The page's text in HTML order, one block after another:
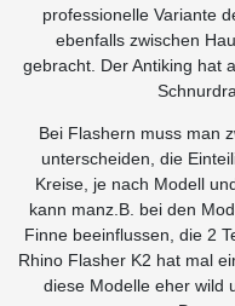
professionelle Variante
ebenfalls zwischen
gebracht. Der Antiking hat
Bei Flashern muss man
unterscheiden, die
Kreise, je nach Modell
kann manz.B. bei den
Finne beeinflussen, die 2
Rhino Flasher K2 hat mal
diese Modelle eher wild